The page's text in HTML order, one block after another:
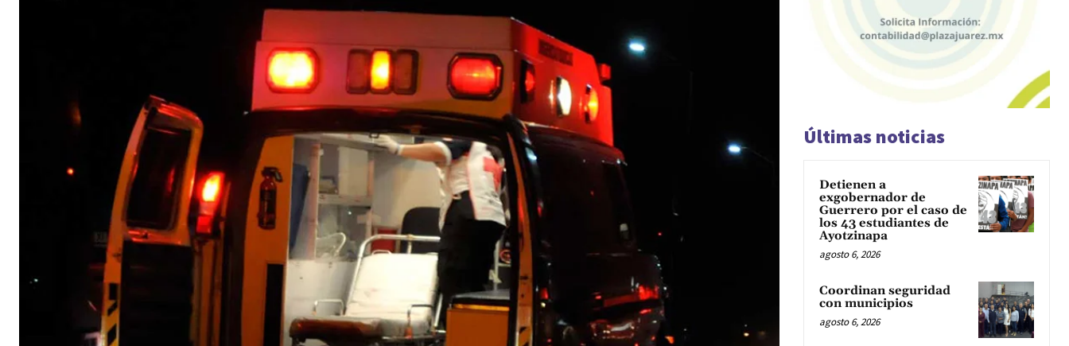
Últimas noticias
Detienen a
exgobernador de
Guerrero por el caso de
los 43 estudiantes de
Ayotzinapa
agosto 6, 2026
Coordinan seguridad
con municipios
agosto 6, 2026